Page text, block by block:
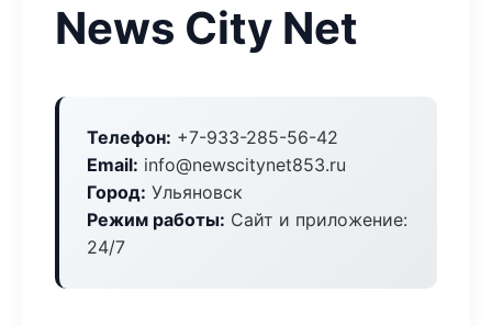
News City Net
Телефон: +7-933-285-56-42
Email: info@newscitynet853.ru
Город: Ульяновск
Режим работы: Сайт и приложение:
24/7